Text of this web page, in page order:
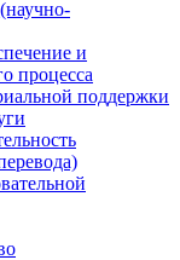
и
процесса
поддержки